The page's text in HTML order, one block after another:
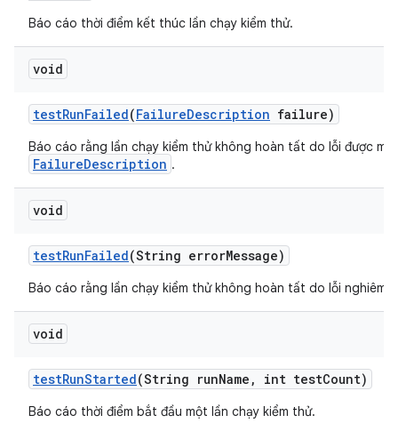
Báo cáo thời điểm kết thúc lần chạy kiểm thử.
void
testRunFailed(FailureDescription failure)
Báo cáo rằng lần chạy kiểm thử không hoàn tất do lỗi được
FailureDescription .
void
testRunFailed(String errorMessage)
Báo cáo rằng lần chạy kiểm thử không hoàn tất do lỗi nghiêm
void
testRunStarted(String runName , int testCount)
Báo cáo thời điểm bắt đầu một lần chạy kiểm thử.